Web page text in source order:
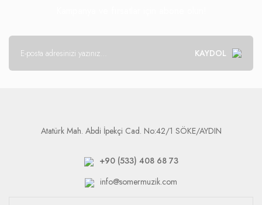
KAYDOL
Atatürk Mah. Abdi İpekçi Cad. No:42/1 SÖKE/AYDIN
+90 (533) 408 68 73
info@somermuzik.com